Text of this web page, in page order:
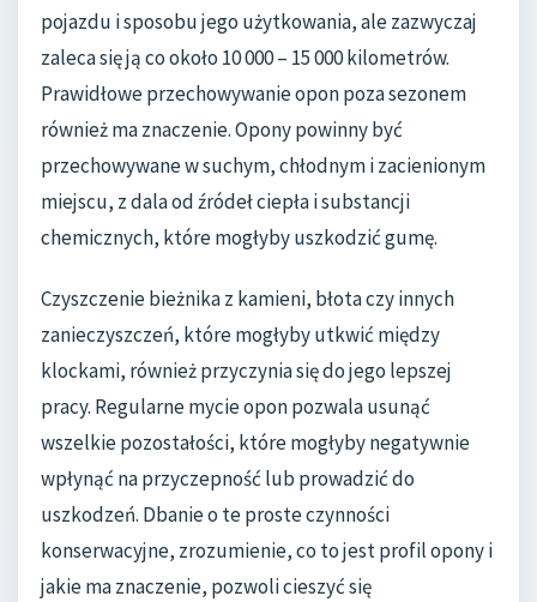
pojazdu i sposobu jego użytkowania, ale zazwyczaj
zaleca się ją co około 10 000 – 15 000 kilometrów.
Prawidłowe przechowywanie opon poza sezonem
również ma znaczenie. Opony powinny być
przechowywane w suchym, chłodnym i zacienionym
miejscu, z dala od źródeł ciepła i substancji
chemicznych, które mogłyby uszkodzić gumę.
Czyszczenie bieżnika z kamieni, błota czy innych
zanieczyszczeń, które mogłyby utkwić między
klockami, również przyczynia się do jego lepszej
pracy. Regularne mycie opon pozwala usunąć
wszelkie pozostałości, które mogłyby negatywnie
wpłynąć na przyczepność lub prowadzić do
uszkodzeń. Dbanie o te proste czynności
konserwacyjne, zrozumienie, co to jest profil opony i
jakie ma znaczenie, pozwoli cieszyć się